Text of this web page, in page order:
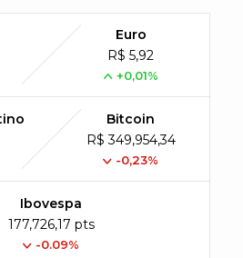
Euro
R$ 5,92
+0,01%
Bitcoin
R$ 349,954,34
-0,23%
Ibovespa
177,726,17 pts
-0.09%